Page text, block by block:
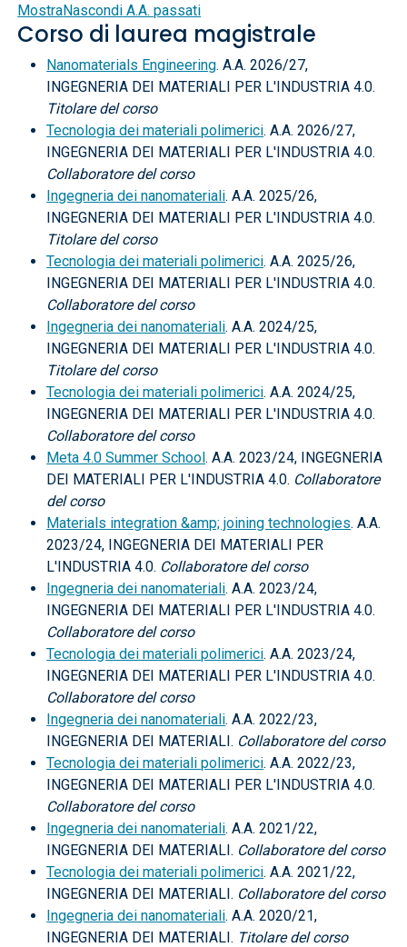
MostraNascondi A.A. passati
Corso di laurea magistrale
Nanomaterials Engineering. A.A. 2026/27,
INGEGNERIA DEI MATERIALI PER L'INDUSTRIA 4.0.
Titolare del corso
Tecnologia dei materiali polimerici. A.A. 2026/27,
INGEGNERIA DEI MATERIALI PER L'INDUSTRIA 4.0.
Collaboratore del corso
Ingegneria dei nanomateriali. A.A. 2025/26,
INGEGNERIA DEI MATERIALI PER L'INDUSTRIA 4.0.
Titolare del corso
Tecnologia dei materiali polimerici. A.A. 2025/26,
INGEGNERIA DEI MATERIALI PER L'INDUSTRIA 4.0.
Collaboratore del corso
Ingegneria dei nanomateriali. A.A. 2024/25,
INGEGNERIA DEI MATERIALI PER L'INDUSTRIA 4.0.
Titolare del corso
Tecnologia dei materiali polimerici. A.A. 2024/25,
INGEGNERIA DEI MATERIALI PER L'INDUSTRIA 4.0.
Collaboratore del corso
Meta 4.0 Summer School. A.A. 2023/24, INGEGNERIA
DEI MATERIALI PER L'INDUSTRIA 4.0. Collaboratore
del corso
Materials integration &amp; joining technologies. A.A.
2023/24, INGEGNERIA DEI MATERIALI PER
L'INDUSTRIA 4.0. Collaboratore del corso
Ingegneria dei nanomateriali. A.A. 2023/24,
INGEGNERIA DEI MATERIALI PER L'INDUSTRIA 4.0.
Collaboratore del corso
Tecnologia dei materiali polimerici. A.A. 2023/24,
INGEGNERIA DEI MATERIALI PER L'INDUSTRIA 4.0.
Collaboratore del corso
Ingegneria dei nanomateriali. A.A. 2022/23,
INGEGNERIA DEI MATERIALI. Collaboratore del corso
Tecnologia dei materiali polimerici. A.A. 2022/23,
INGEGNERIA DEI MATERIALI PER L'INDUSTRIA 4.0.
Collaboratore del corso
Ingegneria dei nanomateriali. A.A. 2021/22,
INGEGNERIA DEI MATERIALI. Collaboratore del corso
Tecnologia dei materiali polimerici. A.A. 2021/22,
INGEGNERIA DEI MATERIALI. Collaboratore del corso
Ingegneria dei nanomateriali. A.A. 2020/21,
INGEGNERIA DEI MATERIALI. Titolare del corso